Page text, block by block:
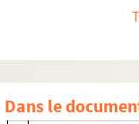
Dans le
H-BIOP-11-5-
H-BIOP-11-5-
H-BIOP-11-5-